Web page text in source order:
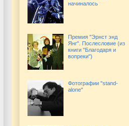
начиналось
Премия "Эрнст энд
Янг". Послесловие (из
книги "Благодаря и
вопреки")
Фотографии "stand-
alone"